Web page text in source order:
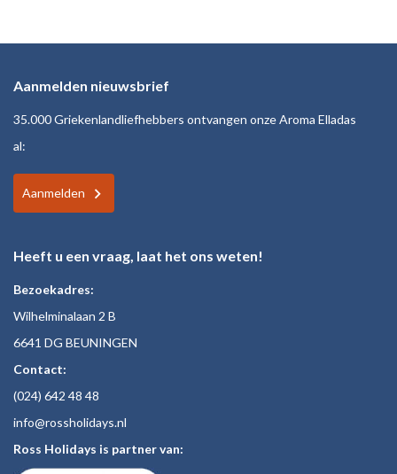
Aanmelden nieuwsbrief
35.000 Griekenlandliefhebbers ontvangen onze Aroma Elladas
al:
Aanmelden
Heeft u een vraag, laat het ons weten!
Bezoekadres:
Wilhelminalaan 2 B
6641 DG BEUNINGEN
Contact:
(024) 642 48 48
info@rossholidays.nl
Ross Holidays is partner van: